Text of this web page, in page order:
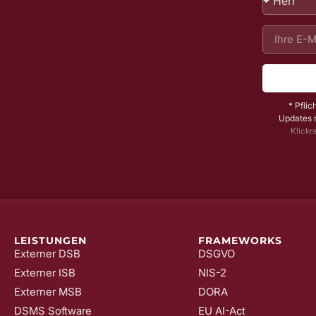
*
Updates
LEISTUNGEN
Externer DSB
Externer ISB
Externer MSB
DSMS Software
FRAMEWORKS
DSGVO
NIS-2
DORA
EU AI-Act